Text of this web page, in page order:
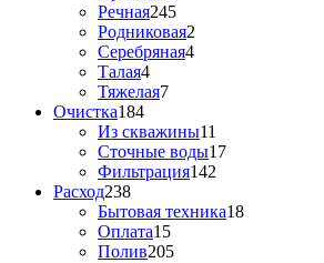
Речная245
Родниковая2
Серебряная4
Талая4
Тяжелая7
Очистка184
Из скважины11
Сточные воды17
Фильтрация142
Расход238
Бытовая техника18
Оплата15
Полив205